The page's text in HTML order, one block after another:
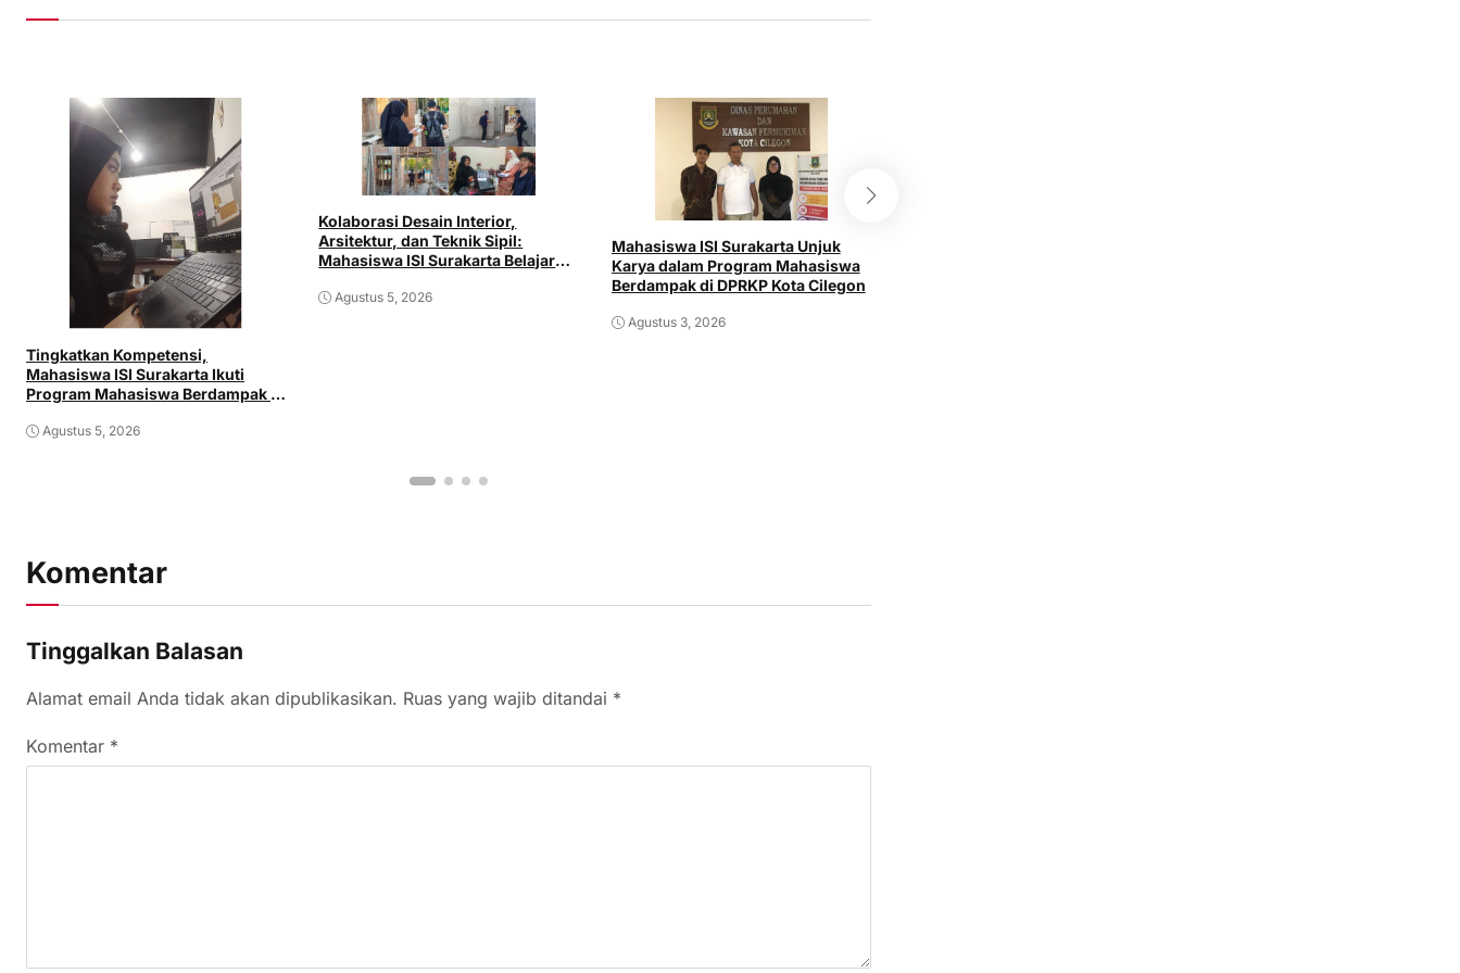
Tingkatkan Kompetensi,
Mahasiswa ISI Surakarta Ikuti
Program Mahasiswa Berdampak di
Agustus 5, 2026
Kolaborasi Desain Interior,
Arsitektur, dan Teknik Sipil:
Mahasiswa ISI Surakarta Belajar
Agustus 5, 2026
Mahasiswa ISI Surakarta Unjuk
Karya dalam Program Mahasiswa
Berdampak di DPRKP Kota Cilegon
Agustus 3, 2026
Komentar
Tinggalkan Balasan
Alamat email Anda tidak akan dipublikasikan. Ruas yang wajib ditandai *
Komentar *